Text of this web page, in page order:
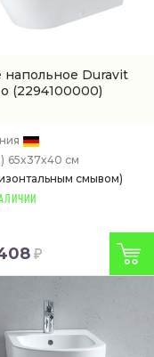
напольное Duravit
(2294100000)
65x37x40 см
смывом)